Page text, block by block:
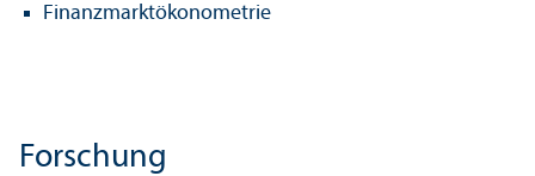
Finanz­markt­ökonometrie
Forschung